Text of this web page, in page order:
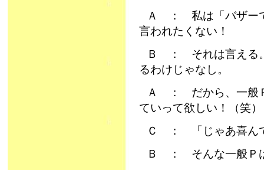
Ａ ： 私は「バザー
言われたくない！
Ｂ ： それは言える
るわけじゃなし。
Ａ ： だから、一般
ていって欲しい！（笑）
Ｃ ： 「じゃあ喜ん
Ｂ ： そんな一般Ｐ